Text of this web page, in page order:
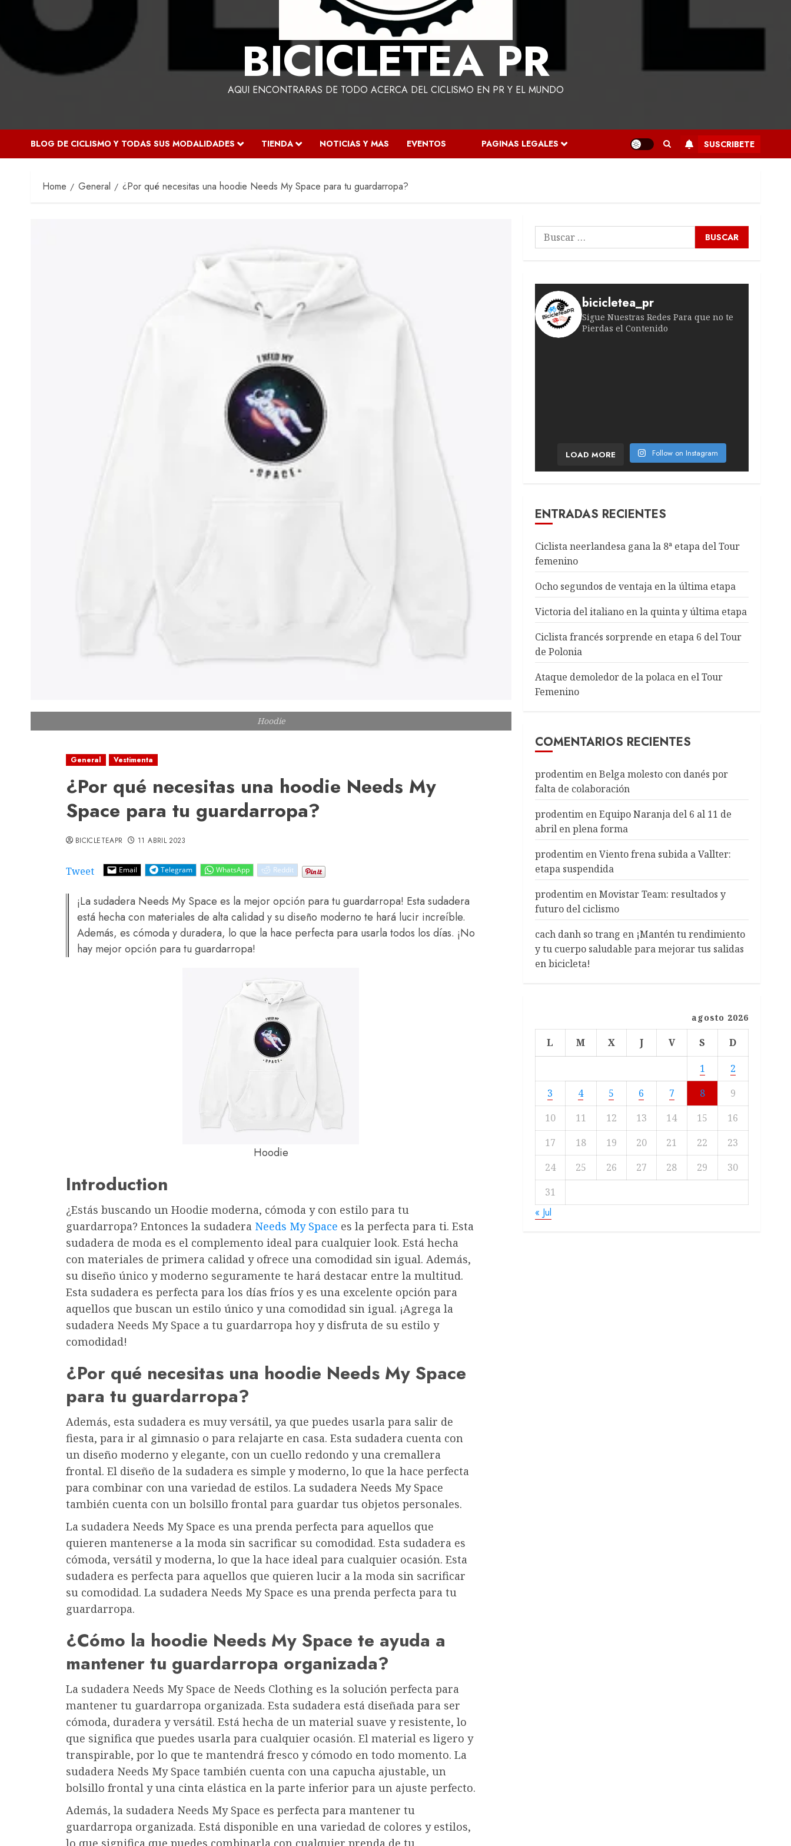
BICICLETEA PR
AQUI ENCONTRARAS DE TODO ACERCA DEL CICLISMO EN PR Y EL MUNDO
BLOG DE CICLISMO Y TODAS SUS MODALIDADES TIENDA NOTICIAS Y MAS EVENTOS PAGINAS LEGALES SUSCRIBETE
Home General ¿Por qué necesitas una hoodie Needs My Space para tu guardarropa?
General Vestimenta
¿Por qué necesitas una hoodie Needs My
Space para tu guardarropa?
Tweet Email Telegram WhatsApp Reddit
BICICLETEAPR 11 ABRIL 2023
Hoodie
¡La sudadera Needs My Space es la mejor opción para tu guardarropa! Esta sudadera
está hecha con materiales de alta calidad y su diseño moderno te hará lucir increíble.
Además, es cómoda y duradera, lo que la hace perfecta para usarla todos los días. ¡No
hay mejor opción para tu guardarropa!
Hoodie
Introduction
¿Estás buscando un Hoodie moderna, cómoda y con estilo para tu
guardarropa? Entonces la sudadera Needs My Space es la perfecta para ti. Esta
sudadera de moda es el complemento ideal para cualquier look. Está hecha
con materiales de primera calidad y ofrece una comodidad sin igual. Además,
su diseño único y moderno seguramente te hará destacar entre la multitud.
Esta sudadera es perfecta para los días fríos y es una excelente opción para
aquellos que buscan un estilo único y una comodidad sin igual. ¡Agrega la
sudadera Needs My Space a tu guardarropa hoy y disfruta de su estilo y
comodidad!
¿Por qué necesitas una hoodie Needs My Space
para tu guardarropa?
Además, esta sudadera es muy versátil, ya que puedes usarla para salir de
fiesta, para ir al gimnasio o para relajarte en casa. Esta sudadera cuenta con
un diseño moderno y elegante, con un cuello redondo y una cremallera
frontal. El diseño de la sudadera es simple y moderno, lo que la hace perfecta
para combinar con una variedad de estilos. La sudadera Needs My Space
también cuenta con un bolsillo frontal para guardar tus objetos personales.
La sudadera Needs My Space es una prenda perfecta para aquellos que
quieren mantenerse a la moda sin sacrificar su comodidad. Esta sudadera es
cómoda, versátil y moderna, lo que la hace ideal para cualquier ocasión. Esta
sudadera es perfecta para aquellos que quieren lucir a la moda sin sacrificar
su comodidad. La sudadera Needs My Space es una prenda perfecta para tu
guardarropa.
¿Cómo la hoodie Needs My Space te ayuda a
mantener tu guardarropa organizada?
La sudadera Needs My Space de Needs Clothing es la solución perfecta para
mantener tu guardarropa organizada. Esta sudadera está diseñada para ser
cómoda, duradera y versátil. Está hecha de un material suave y resistente, lo
que significa que puedes usarla para cualquier ocasión. El material es ligero y
transpirable, por lo que te mantendrá fresco y cómodo en todo momento. La
sudadera Needs My Space también cuenta con una capucha ajustable, un
bolsillo frontal y una cinta elástica en la parte inferior para un ajuste perfecto.
Además, la sudadera Needs My Space es perfecta para mantener tu
guardarropa organizada. Está disponible en una variedad de colores y estilos,
lo que significa que puedes combinarla con cualquier prenda de tu
Buscar:
bicicletea_pr
Sigue Nuestras Redes Para que no te
Pierdas el Contenido
LOAD MORE Follow on Instagram
ENTRADAS RECIENTES
Ciclista neerlandesa gana la 8ª etapa del Tour
femenino
Ocho segundos de ventaja en la última etapa
Victoria del italiano en la quinta y última etapa
Ciclista francés sorprende en etapa 6 del Tour
de Polonia
Ataque demoledor de la polaca en el Tour
Femenino
COMENTARIOS RECIENTES
prodentimenBelga molesto con danés por
falta de colaboración
prodentimenEquipo Naranja del 6 al 11 de
abril en plena forma
prodentimenViento frena subida a Vallter:
etapa suspendida
prodentimenMovistar Team: resultados y
futuro del ciclismo
cach danh so trang en ¡Mantén tu rendimiento
y tu cuerpo saludable para mejorar tus salidas
en bicicleta!
agosto 2026
L M X J V S
D
1
2
3
4 5 6 7 8
9
10
11 12 13 14 15
16
17
18 19 20 21 22
23
24
25 26 27 28 29
30
31
« Jul